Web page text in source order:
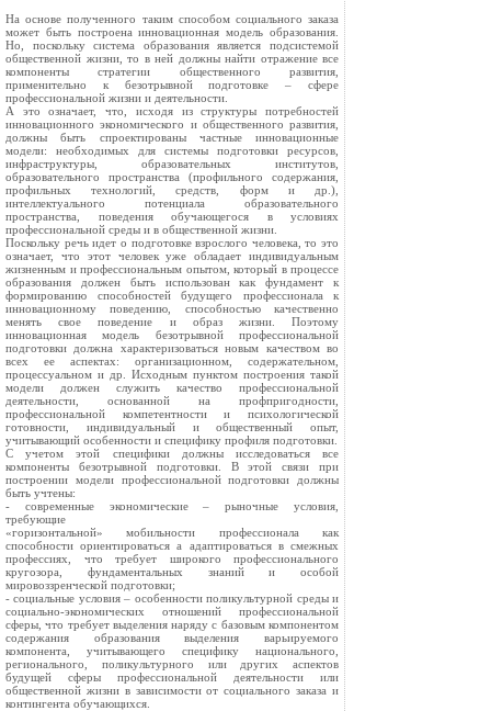
На основе полученного таким способом социального заказа
может быть построена инновационная модель образования.
Но, поскольку система образования является подсистемой
общественной жизни, то в ней должны найти отражение все
компоненты стратегии общественного развития,
применительно к безотрывной подготовке – сфере
профессиональной жизни и деятельности.
А это означает, что, исходя из структуры потребностей
инновационного экономического и общественного развития,
должны быть спроектированы частные инновационные
модели: необходимых для системы подготовки ресурсов,
инфраструктуры, образовательных институтов,
образовательного пространства (профильного содержания,
профильных технологий, средств, форм и др.),
интеллектуального потенциала образовательного
пространства, поведения обучающегося в условиях
профессиональной среды и в общественной жизни.
Поскольку речь идет о подготовке взрослого человека, то это
означает, что этот человек уже обладает индивидуальным
жизненным и профессиональным опытом, который в процессе
образования должен быть использован как фундамент к
формированию способностей будущего профессионала к
инновационному поведению, способностью качественно
менять свое поведение и образ жизни. Поэтому
инновационная модель безотрывной профессиональной
подготовки должна характеризоваться новым качеством во
всех ее аспектах: организационном, содержательном,
процессуальном и др. Исходным пунктом построения такой
модели должен служить качество профессиональной
деятельности, основанной на профпригодности,
профессиональной компетентности и психологической
готовности, индивидуальный и общественный опыт,
учитывающий особенности и специфику профиля подготовки.
С учетом этой специфики должны исследоваться все
компоненты безотрывной подготовки. В этой связи при
построении модели профессиональной подготовки должны
быть учтены:
- современные экономические – рыночные условия,
требующие
«горизонтальной» мобильности профессионала как
способности ориентироваться а адаптироваться в смежных
профессиях, что требует широкого профессионального
кругозора, фундаментальных знаний и особой
мировоззренческой подготовки;
- социальные условия – особенности поликультурной среды и
социально-экономических отношений профессиональной
сферы, что требует выделения наряду с базовым компонентом
содержания образования выделения варьируемого
компонента, учитывающего специфику национального,
регионального, поликультурного или других аспектов
будущей сферы профессиональной деятельности или
общественной жизни в зависимости от социального заказа и
контингента обучающихся.